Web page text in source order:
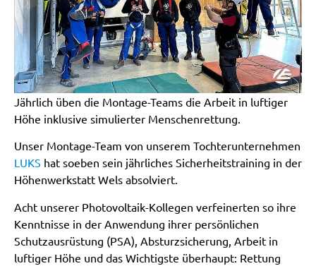
Jährlich üben die Montage-Teams die Arbeit in luftiger
Höhe inklusive simulierter Menschenrettung.
Unser Montage-Team von unserem Tochterunternehmen
LUKS hat soeben sein jährliches Sicherheitstraining in der
Höhenwerkstatt Wels absolviert.
Acht unserer Photovoltaik-Kollegen verfeinerten so ihre
Kenntnisse in der Anwendung ihrer persönlichen
Schutzausrüstung (PSA), Absturzsicherung, Arbeit in
luftiger Höhe und das Wichtigste überhaupt: Rettung